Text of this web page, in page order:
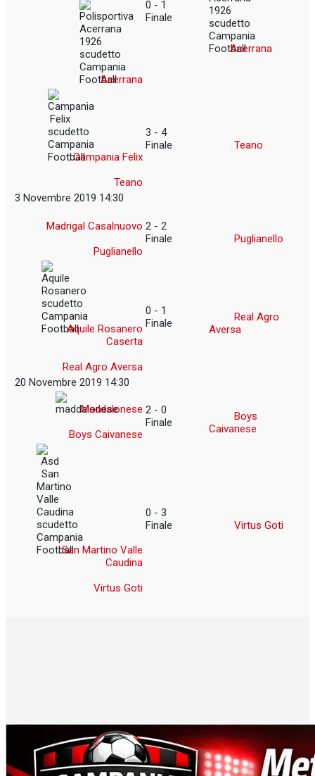
Acerrana
Finale
Acerrana
Campania Felix
Teano
3 - 4
Finale
Teano
3 Novembre 2019 14:30
Madrigal Casalnuovo
Puglianello
2 - 2
Finale
Puglianello
Aquile Rosanero
Caserta
Real Agro Aversa
0 - 1
Finale
Real Agro
Aversa
20 Novembre 2019 14:30
Maddalonese
Boys Caivanese
2 - 0
Finale
Boys
Caivanese
San Martino Valle
Caudina
Virtus Goti
0 - 3
Finale
Virtus Goti